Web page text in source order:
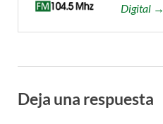
Digital →
Deja una respuesta